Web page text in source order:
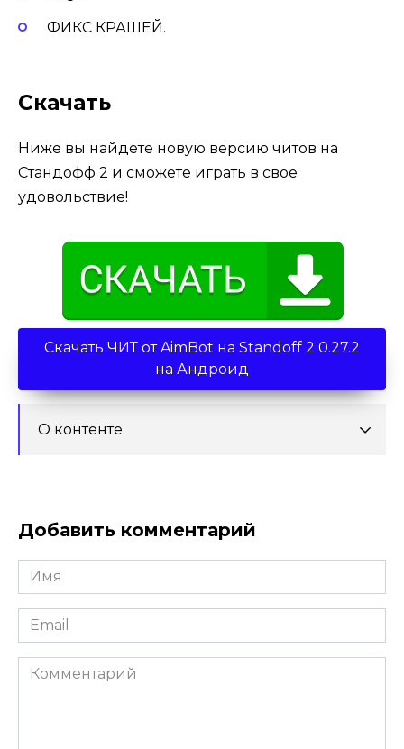
ФИКС КРАШЕЙ.
Скачать
Ниже вы найдете новую версию читов на
Стандофф 2 и сможете играть в свое
удовольствие!
Скачать ЧИТ от AimBot на Standoff 2 0.27.2
на Андроид
О контенте
Добавить комментарий
Имя
*
Email
*
Комментарий